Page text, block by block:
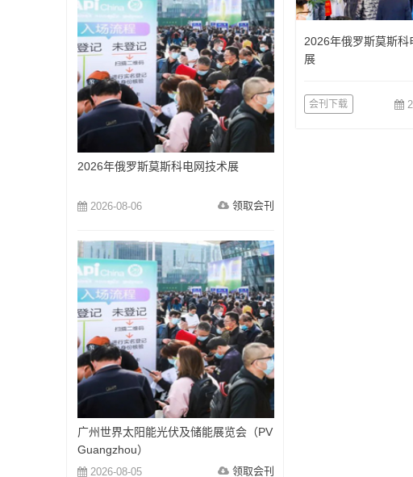
2026年俄罗斯莫斯科
展
会刊下载
2026年俄罗斯莫斯科电网技术展
2026-08-06 领取会刊
广州世界太阳能光伏及储能展览会（PV
Guangzhou）
2026-08-05 领取会刊